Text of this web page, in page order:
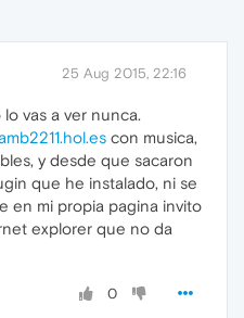
25 Aug 2015, 22:16
vas a ver nunca.
con musica,
y desde que sacaron
que he instalado, ni se
en mi propia pagina invito
explorer que no da
0